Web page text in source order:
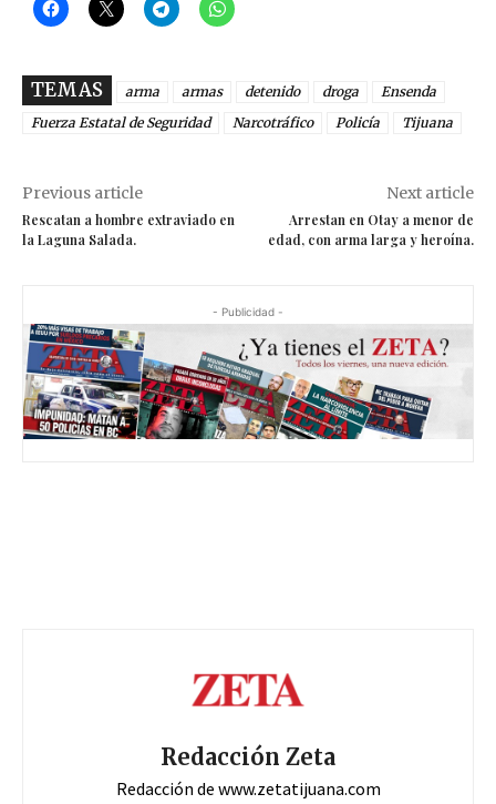
TEMAS arma armas detenido droga
Ensenda
Fuerza Estatal de Seguridad
Narcotráfico Policía Tijuana
Previous article
Rescatan a hombre extraviado en
la Laguna Salada.
Next article
Arrestan en Otay a menor de
edad, con arma larga y heroína.
- Publicidad -
Redacción Zeta
Redacción de www.zetatijuana.com